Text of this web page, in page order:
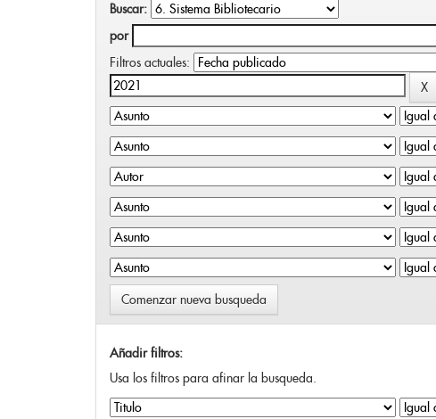
Buscar:
por
Filtros actuales:
Comenzar nueva busqueda
Añadir filtros:
Usa los filtros para afinar la busqueda.